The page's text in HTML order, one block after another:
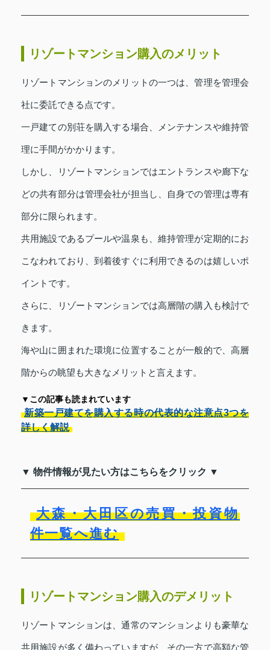
リゾートマンション購入のメリット
リゾートマンションのメリットの一つは、管理を管理会
社に委託できる点です。
一戸建ての別荘を購入する場合、メンテナンスや維持管
理に手間がかかります。
しかし、リゾートマンションではエントランスや廊下な
どの共有部分は管理会社が担当し、自身での管理は専有
部分に限られます。
共用施設であるプールや温泉も、維持管理が定期的にお
こなわれており、到着後すぐに利用できるのは嬉しいポ
イントです。
さらに、リゾートマンションでは高層階の購入も検討で
きます。
海や山に囲まれた環境に位置することが一般的で、高層
階からの眺望も大きなメリットと言えます。
▼この記事も読まれています
新築一戸建てを購入する時の代表的な注意点3つを
詳しく解説
▼ 物件情報が見たい方はこちらをクリック ▼
大森・大田区の売買・投資物
件一覧へ進む
リゾートマンション購入のデメリット
リゾートマンションは、通常のマンションよりも豪華な
共用施設が多く備わっていますが、その一方で高額な管